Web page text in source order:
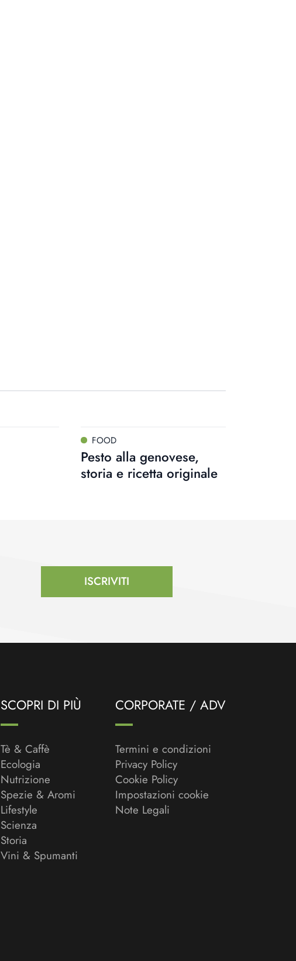
FOOD
Pesto alla genovese,
storia e ricetta originale
ISCRIVITI
SCOPRI DI PIÙ
Tè & Caffè
Ecologia
Nutrizione
Spezie & Aromi
Lifestyle
Scienza
Storia
Vini & Spumanti
CORPORATE / ADV
Termini e condizioni
Privacy Policy
Cookie Policy
Impostazioni cookie
Note Legali